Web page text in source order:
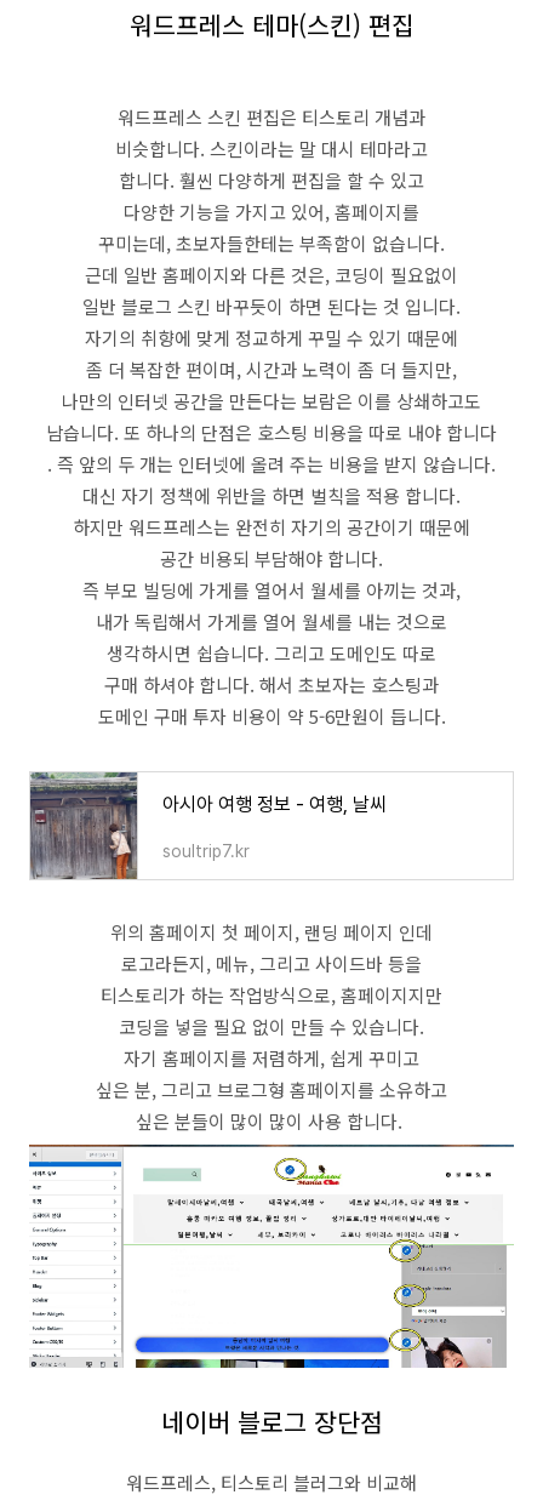
워드프레스 테마(스킨) 편집
워드프레스 스킨 편집은 티스토리 개념과
비슷합니다. 스킨이라는 말 대시 테마라고
합니다. 훨씬 다양하게 편집을 할 수 있고
다양한 기능을 가지고 있어, 홈페이지를
꾸미는데, 초보자들한테는 부족함이 없습니다.
근데 일반 홈페이지와 다른 것은, 코딩이 필요없이
일반 블로그 스킨 바꾸듯이 하면 된다는 것 입니다.
자기의 취향에 맞게 정교하게 꾸밀 수 있기 때문에
좀 더 복잡한 편이며, 시간과 노력이 좀 더 들지만,
나만의 인터넷 공간을 만든다는 보람은 이를 상쇄하고도
남습니다. 또 하나의 단점은 호스팅 비용을 따로 내야 합니다
. 즉 앞의 두 개는 인터넷에 올려 주는 비용을 받지 않습니다.
대신 자기 정책에 위반을 하면 벌칙을 적용 합니다.
하지만 워드프레스는 완전히 자기의 공간이기 때문에
공간 비용되 부담해야 합니다.
즉 부모 빌딩에 가게를 열어서 월세를 아끼는 것과,
내가 독립해서 가게를 열어 월세를 내는 것으로
생각하시면 쉽습니다. 그리고 도메인도 따로
구매 하셔야 합니다. 해서 초보자는 호스팅과
도메인 구매 투자 비용이 약 5-6만원이 듭니다.
아시아 여행 정보 - 여행, 날씨
soultrip7.kr
위의 홈페이지 첫 페이지, 랜딩 페이지 인데
로고라든지, 메뉴, 그리고 사이드바 등을
티스토리가 하는 작업방식으로, 홈페이지지만
코딩을 넣을 필요 없이 만들 수 있습니다.
자기 홈페이지를 저렴하게, 쉽게 꾸미고
싶은 분, 그리고 브로그형 홈페이지를 소유하고
싶은 분들이 많이 많이 사용 합니다.
네이버 블로그 장단점
워드프레스, 티스토리 블러그와 비교해